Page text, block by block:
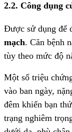
2.2. Công dụng
Được sử dụng để
mạch. Căn bệnh
tùy theo mức độ
Một số triệu
vào ban ngày,
đêm khiến bạn
trạng nghiêm